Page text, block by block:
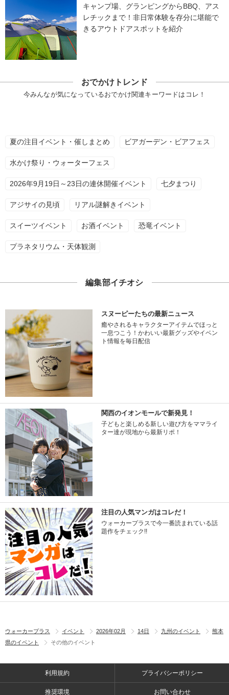
キャンプ場、グランピングからBBQ、アス
レチックまで！非日常体験を存分に堪能で
きるアウトドアスポットを紹介
おでかけトレンド
今みんなが気になっているおでかけ関連キーワードはコレ！
夏の注目イベント・催しまとめ ビアガーデン・ビアフェス
水かけ祭り・ウォーターフェス
2026年9月19日～23日の連休開催イベント 七夕まつり
アジサイの見頃 リアル謎解きイベント
スイーツイベント お酒イベント 恐竜イベント
プラネタリウム・天体観測
編集部イチオシ
スヌーピーたちの最新ニュース
癒やされるキャラクターアイテムでほっと
一息つこう！かわいい最新グッズやイベン
ト情報を毎日配信
関西のイオンモールで新発見！
子どもと楽しめる新しい遊び方をママライ
ター達が現地から最新リポ！
注目の人気マンガはコレだ！
ウォーカープラスで今一番読まれている話
題作をチェック!!
ウォーカープラス イベント 2026年02月 14日 九州のイベント
熊本
県のイベント
その他のイベント
利用規約 プライバシーポリシー
推奨環境 お問い合わせ